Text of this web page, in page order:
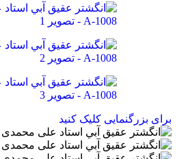
برای بزرگنمایی کلیک کنید